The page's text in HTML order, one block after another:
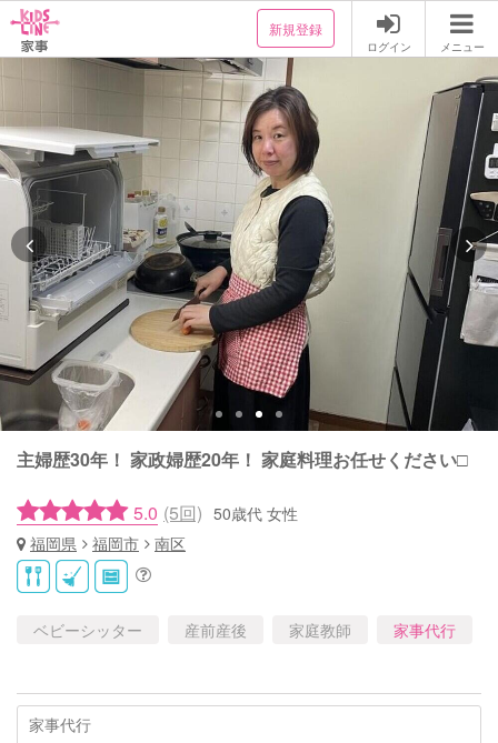
新規登録
ログイン メニュー
主婦歴30年！ 家政婦歴20年！ 家庭料理お任せください□
5.0 (5回) 50歳代 女性
福岡県
福岡市 南区
ベビーシッター 産前産後 家庭教師 家事代行
家事代行